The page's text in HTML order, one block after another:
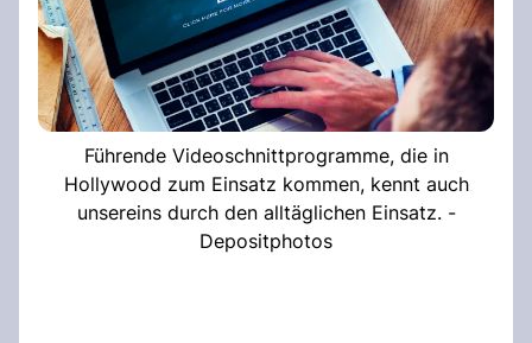
Führende Videoschnittprogramme, die in
Hollywood zum Einsatz kommen, kennt auch
unsereins durch den alltäglichen Einsatz. -
Depositphotos